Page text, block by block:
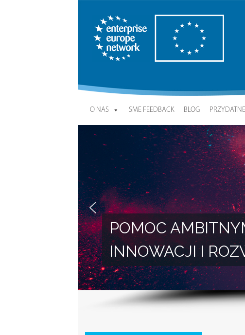
Enterprise Europe Network
O NAS SME FEEDBACK BLOG
POMOC
INNOWACJI I